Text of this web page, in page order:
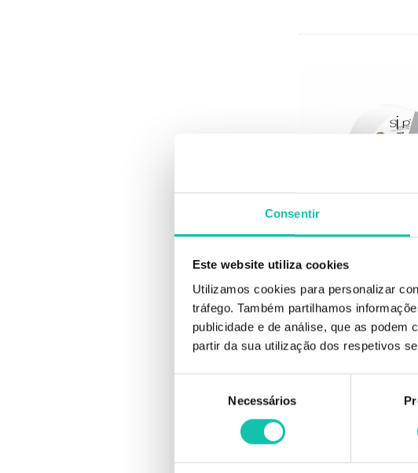
Consentir
Este website utiliza cookies
Utilizamos cookies para personalizar
tráfego. Também partilhamos
publicidade e de análise, que as
partir da sua utilização dos respetivos
consentimento
Necessários
Kit depilação básico
45.20€